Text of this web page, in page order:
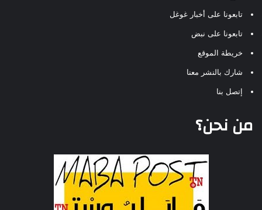
تابعونا على أخبار غوغل
تابعونا على نبض
خريطة الموقع
شارك بالنشر معنا
إتصل بنا
من نحن؟